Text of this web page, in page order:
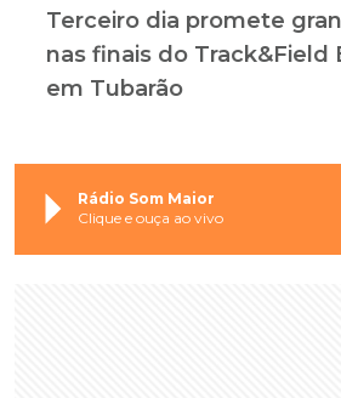
Terceiro dia promete
nas finais do Track&Field
em Tubarão
Rádio Som Maior
Clique e ouça ao vivo